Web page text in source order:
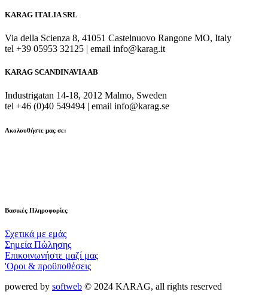
KARAG ITALIA SRL
Via della Scienza 8, 41051 Castelnuovo Rangone MO, Italy
tel +39 05953 32125 | email info@karag.it
KARAG SCANDINAVIA AB
Industrigatan 14-18, 2012 Malmo, Sweden
tel +46 (0)40 549494 | email info@karag.se
Ακολουθήστε μας σε:
Βασικές Πληροφορίες
Σχετικά με εμάς
Σημεία Πώλησης
Επικοινωνήστε μαζί μας
'Οροι & προϋποθέσεις
powered by softweb © 2024 KARAG, all rights reserved